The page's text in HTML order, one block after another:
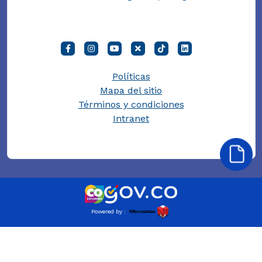
Políticas
Mapa del sitio
Términos y condiciones
Intranet
Powered by :